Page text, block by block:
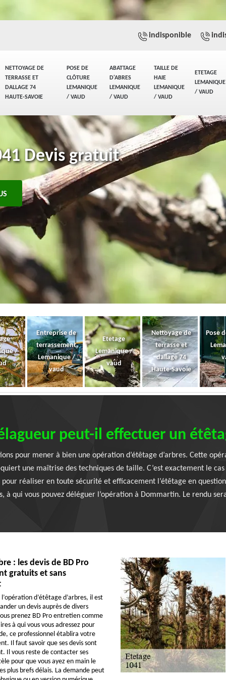
NETTOYAGE DE
TERRASSE ET
DALLAGE 74
HAUTE-SAVOIE
POSE DE
CLÔTURE
LEMANIQUE
/ VAUD
ABATTAGE
D'ABRES
LEMANIQUE
/ VAUD
TAILLE DE
HAIE
LEMANIQUE
/ VAUD
ETETAGE
LEMANIQUE
/ VAUD
indisponible
Devis gratuit
/
Entreprise de
terrassement
Lemanique /
vaud
Etetage
Lemanique /
vaud
Nettoyage de
terrasse et
dallage 74
Haute-Savoie
Pose
peut-il effectuer un
pour mener à bien une opération d’étêtage d’arbres. Cette
une maîtrise des techniques de taille. C’est exactement le cas
réaliser en toute sécurité et efficacement l’étêtage en
à qui vous pouvez déléguer l’opération à Dommartin. Le rendu
: les devis de BD Pro
gratuits et sans
d’étêtage d’arbres, il est
un devis auprès de divers
prenez BD Pro entretien comme
à qui vous vous adressez pour
ce professionnel établira votre
Il faut savoir que ses devis sont
Il vous reste de contacter ses
pour que vous ayez en main le
plus brefs délais. La demande peut